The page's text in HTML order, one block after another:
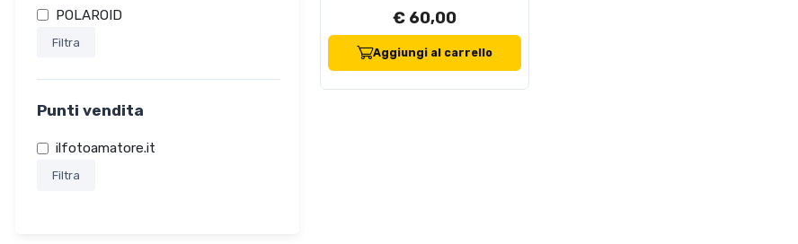
POLAROID
Filtra
Punti vendita
ilfotoamatore.it
Filtra
€ 60,00
Aggiungi al carrello